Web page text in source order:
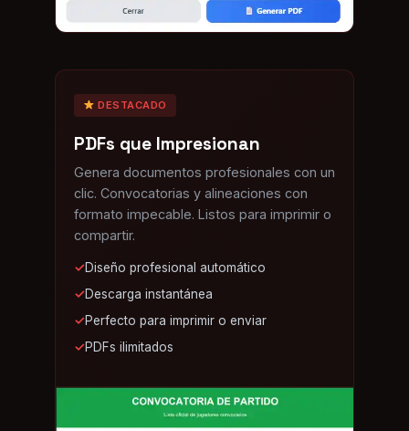
DESTACADO
PDFs que Impresionan
Genera documentos profesionales con un
clic. Convocatorias y alineaciones con
formato impecable. Listos para imprimir o
compartir.
✓Diseño profesional automático
✓Descarga instantánea
✓Perfecto para imprimir o enviar
✓PDFs ilimitados